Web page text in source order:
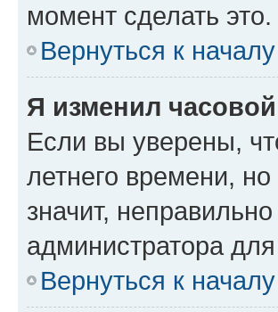
момент сделать это.
Вернуться к началу
Я изменил
Если вы уверены,
летнего времени,
значит,
администратора
Вернуться к началу